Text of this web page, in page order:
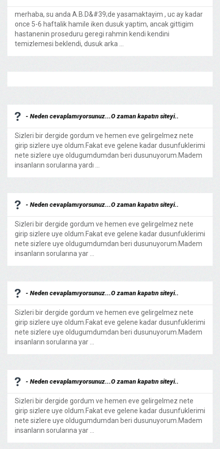
merhaba, su anda A.B.D&#39;de yasamaktayim , uc ay kadar
once 5-6 haftalik hamile iken dusuk yaptim, ancak gittigim
hastanenin proseduru geregi rahmin kendi kendini
temizlemesi beklendi, dusuk arka ...
- Neden cevaplamıyorsunuz...O zaman kapatın siteyi..
Sizleri bir dergide gordum ve hemen eve gelirgelmez nete
girip sizlere uye oldum.Fakat eve gelene kadar dusunfuklerimi
nete sizlere uye oldugumdumdan beri dusunuyorum.Madem
insanların sorularına yardı ...
- Neden cevaplamıyorsunuz...O zaman kapatın siteyi..
Sizleri bir dergide gordum ve hemen eve gelirgelmez nete
girip sizlere uye oldum.Fakat eve gelene kadar dusunfuklerimi
nete sizlere uye oldugumdumdan beri dusunuyorum.Madem
insanların sorularına yar ...
- Neden cevaplamıyorsunuz...O zaman kapatın siteyi..
Sizleri bir dergide gordum ve hemen eve gelirgelmez nete
girip sizlere uye oldum.Fakat eve gelene kadar dusunfuklerimi
nete sizlere uye oldugumdumdan beri dusunuyorum.Madem
insanların sorularına yar ...
- Neden cevaplamıyorsunuz...O zaman kapatın siteyi..
Sizleri bir dergide gordum ve hemen eve gelirgelmez nete
girip sizlere uye oldum.Fakat eve gelene kadar dusunfuklerimi
nete sizlere uye oldugumdumdan beri dusunuyorum.Madem
insanların sorularına yar ...